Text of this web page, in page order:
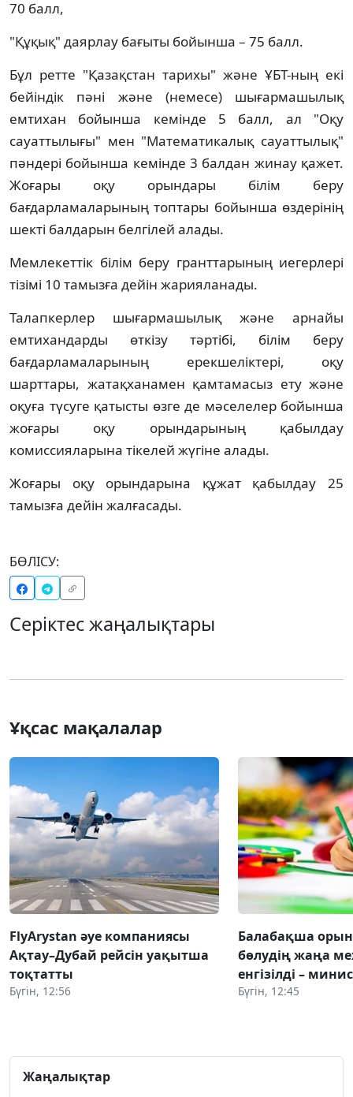
70 балл,
"Құқық" даярлау бағыты бойынша – 75 балл.
Бұл ретте "Қазақстан тарихы" және ҰБТ-ның екі
бейіндік пәні және (немесе) шығармашылық
емтихан бойынша кемінде 5 балл, ал "Оқу
сауаттылығы" мен "Математикалық сауаттылық"
пәндері бойынша кемінде 3 балдан жинау қажет.
Жоғары оқу орындары білім беру
бағдарламаларының топтары бойынша өздерінің
шекті балдарын белгілей алады.
Мемлекеттік білім беру гранттарының иегерлері
тізімі 10 тамызға дейін жарияланады.
Талапкерлер шығармашылық және арнайы
емтихандарды өткізу тәртібі, білім беру
бағдарламаларының ерекшеліктері, оқу
шарттары, жатақханамен қамтамасыз ету және
оқуға түсуге қатысты өзге де мәселелер бойынша
жоғары оқу орындарының қабылдау
комиссияларына тікелей жүгіне алады.
Жоғары оқу орындарына құжат қабылдау 25
тамызға дейін жалғасады.
БӨЛІСУ:
Серіктес жаңалықтары
Ұқсас мақалалар
FlyArystan әуе компаниясы
Ақтау–Дубай рейсін уақытша
тоқтатты
Бүгін, 12:56
Балабақша
бөлудің жаңа
енгізілді –
Бүгін, 12:45
Жаңалықтар